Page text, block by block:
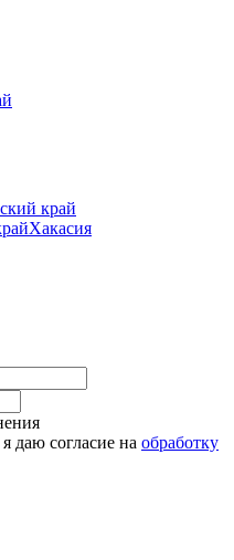
край
Хакасия
даю согласие на обработку